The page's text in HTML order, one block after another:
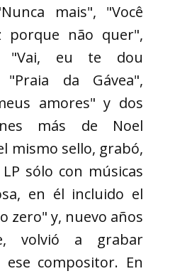
mais", "Você
porque não quer",
"Vai, eu te dou
"Praia da Gávea",
amores" y dos
más de Noel
mismo sello, grabó,
sólo con músicas
en él incluido el
zero" y, nuevo años
volvió a grabar
ese compositor. En